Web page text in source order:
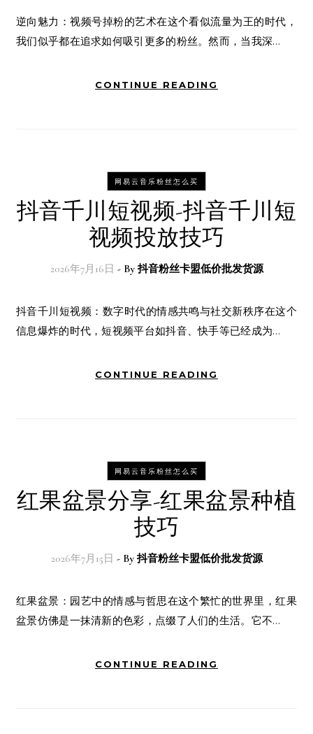
逆向魅力：视频号掉粉的艺术在这个看似流量为王的时代，
我们似乎都在追求如何吸引更多的粉丝。然而，当我深…
CONTINUE READING
网易云音乐粉丝怎么买
抖音千川短视频-抖音千川短
视频投放技巧
2026年7月16日 - By 抖音粉丝卡盟低价批发货源
抖音千川短视频：数字时代的情感共鸣与社交新秩序在这个
信息爆炸的时代，短视频平台如抖音、快手等已经成为…
CONTINUE READING
网易云音乐粉丝怎么买
红果盆景分享-红果盆景种植
技巧
2026年7月15日 - By 抖音粉丝卡盟低价批发货源
红果盆景：园艺中的情感与哲思在这个繁忙的世界里，红果
盆景仿佛是一抹清新的色彩，点缀了人们的生活。它不…
CONTINUE READING